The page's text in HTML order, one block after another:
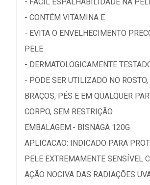
- CONTÉM VITAMINA E
- EVITA O ENVELHECIMENTO
PELE
- DERMATOLOGICAMENTE
- PODE SER UTILIZADO NO ROSTO,
BRAÇOS, PÉS E EM QUALQUER
CORPO, SEM RESTRIÇÃO
EMBALAGEM:- BISNAGA 120G
APLICACAO: INDICADO PARA
PELE EXTREMAMENTE SENSÍVEL
AÇÃO NOCIVA DAS RADIAÇÕES